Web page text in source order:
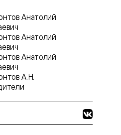
Анатолий
Анатолий
Анатолий
А.Н.